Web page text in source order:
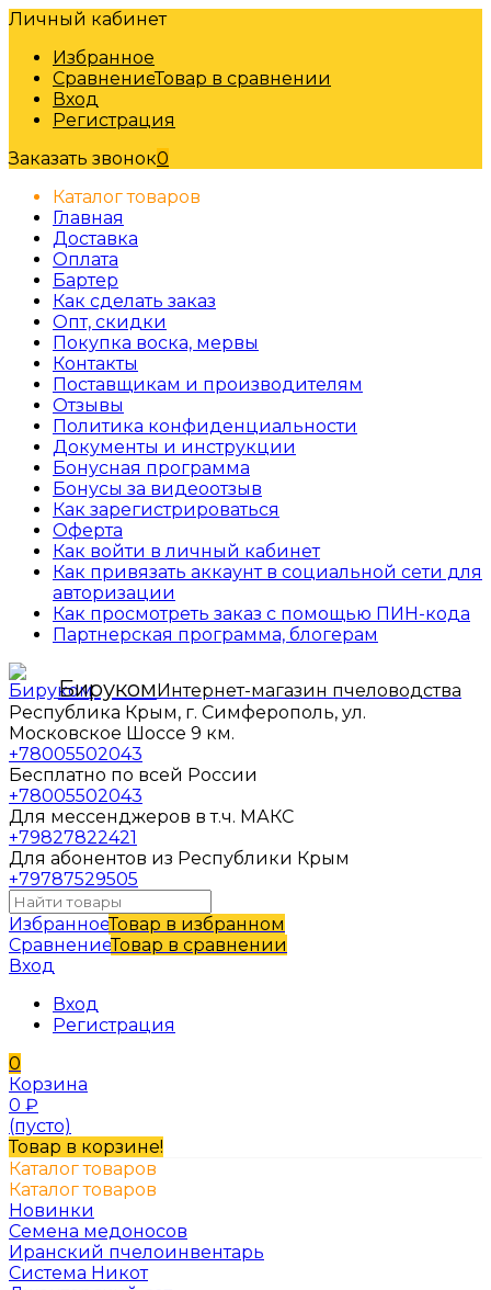
Личный кабинет
Избранное
СравнениеТовар в сравнении
Вход
Регистрация
Заказать звонок0
Каталог товаров
Главная
Доставка
Оплата
Бартер
Как сделать заказ
Опт, скидки
Покупка воска, мервы
Контакты
Поставщикам и производителям
Отзывы
Политика конфиденциальности
Документы и инструкции
Бонусная программа
Бонусы за видеоотзыв
Как зарегистрироваться
Оферта
Как войти в личный кабинет
Как привязать аккаунт в социальной сети для
авторизации
Как просмотреть заказ с помощью ПИН-кода
Партнерская программа, блогерам
БирукомИнтернет-магазин пчеловодства
Республика Крым, г. Симферополь, ул.
Московское Шоссе 9 км.
+78005502043
Бесплатно по всей России
+78005502043
Для мессенджеров в т.ч. МАКС
+79827822421
Для абонентов из Республики Крым
+79787529505
ИзбранноеТовар в избранном
СравнениеТовар в сравнении
Вход
Вход
Регистрация
0
Корзина
0 ₽
(пусто)
Товар в корзине!
Каталог товаров
Каталог товаров
Новинки
Семена медоносов
Иранский пчелоинвентарь
Система Никот